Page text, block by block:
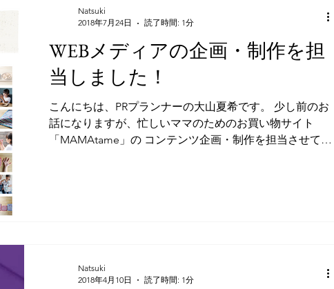
WEBメディアの企画・制作を担
当しました！
こんにちは、PRプランナーの大山夏希です。 少し前のお
話になりますが、忙しいママのためのお買い物サイト
「MAMAtame」の コンテンツ企画・制作を担当させてい
Natsuki
2018年7月24日
読了時間: 1分
Natsuki
2018年4月10日
読了時間: 1分